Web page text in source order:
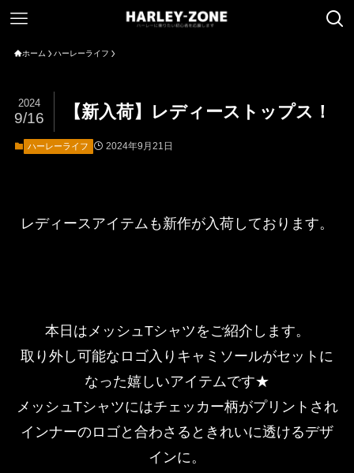
ホーム ハーレーライフ
【新入荷】レディーストップス！
2024
9/16
ハーレーライフ 2024年9月21日
レディースアイテムも新作が入荷しております。
本日はメッシュTシャツをご紹介します。
取り外し可能なロゴ入りキャミソールがセットに
なった嬉しいアイテムです★
メッシュTシャツにはチェッカー柄がプリントされ
インナーのロゴと合わさるときれいに透けるデザ
インに。